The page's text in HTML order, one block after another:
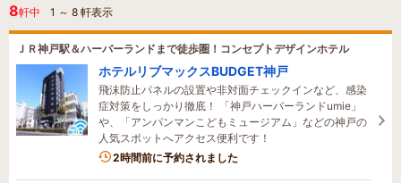
8軒中 1 ～ 8 軒表示
ＪＲ神戸駅＆ハーバーランドまで徒歩圏！コンセプトデザインホテル
ホテルリブマックスBUDGET神戸
飛沫防止パネルの設置や非対面チェックインなど、感染
症対策をしっかり徹底！ 「神戸ハーバーランドumie」
や、「アンパンマンこどもミュージアム」などの神戸の
人気スポットへアクセス便利です！
1名がこの宿を見ています
2時間前に予約されました